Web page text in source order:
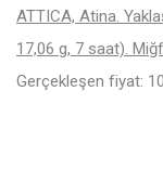
ATTICA, Atina.
17,06 g, 7 saat).
Gerçekleşen fiyat: